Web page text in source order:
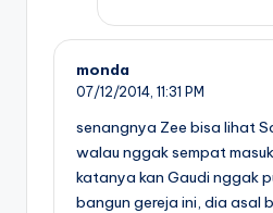
monda
07/12/2014, 11:31 PM
senangnya Zee bisa lihat
walau nggak sempat
katanya kan Gaudi nggak
bangun gereja ini, dia asal